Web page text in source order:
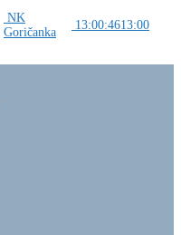
NK
Goričanka
13:00:4613:00